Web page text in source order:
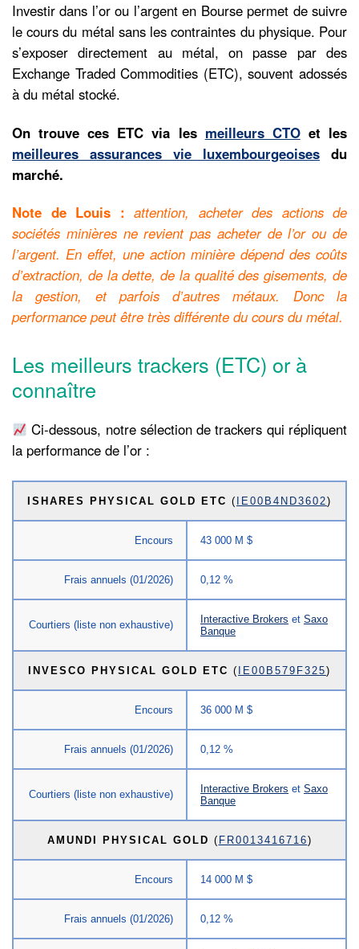
Investir dans l’or ou l’argent en Bourse permet de suivre
le cours du métal sans les contraintes du physique. Pour
s’exposer directement au métal, on passe par des
Exchange Traded Commodities (ETC), souvent adossés
à du métal stocké.
On trouve ces ETC via les meilleurs CTOet les
meilleures assurances vie luxembourgeoises du
marché.
Note de Louis : attention, acheter des actions de
sociétés minières ne revient pas acheter de l’or ou de
l’argent. En effet, une action minière dépend des coûts
d’extraction, de la dette, de la qualité des gisements, de
la gestion, et parfois d’autres métaux. Donc la
performance peut être très différente du cours du métal.
Les meilleurs trackers (ETC) or à
connaître
Ci-dessous, notre sélection de trackers qui répliquent
la performance de l’or :
ISHARES PHYSICAL GOLD ETC ( IE00B4ND3602)
Encours 43 000 M $
Frais annuels (01/2026) 0,12 %
Courtiers (liste non exhaustive) Interactive Brokers etSaxo
Banque
INVESCO PHYSICAL GOLD ETC ( IE00B579F325)
Encours 36 000 M $
Frais annuels (01/2026) 0,12 %
Courtiers (liste non exhaustive) Interactive Brokers etSaxo
Banque
AMUNDI PHYSICAL GOLD ( FR0013416716)
Encours 14 000 M $
Frais annuels (01/2026) 0,12 %